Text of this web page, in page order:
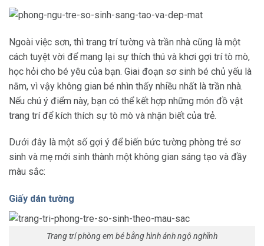
Ngoài việc sơn, thì trang trí tường và trần nhà cũng là một
cách tuyệt vời để mang lại sự thích thú và khơi gợi trí tò mò,
học hỏi cho bé yêu của bạn. Giai đoạn sơ sinh bé chủ yếu là
nằm, vì vậy không gian bé nhìn thấy nhiều nhất là trần nhà.
Nếu chú ý điểm này, bạn có thể kết hợp những món đồ vật
trang trí để kích thích sự tò mò và nhận biết của trẻ.
Dưới đây là một số gợi ý để biến bức tường phòng trẻ sơ
sinh và mẹ mới sinh thành một không gian sáng tạo và đầy
màu sắc:
Giấy dán tường
Trang trí phòng em bé bằng hình ảnh ngộ nghĩnh